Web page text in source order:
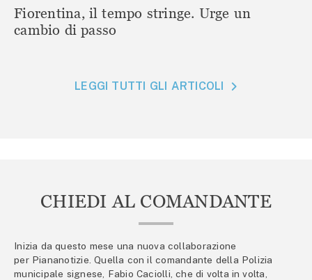
Fiorentina, il tempo stringe. Urge un
cambio di passo
LEGGI TUTTI GLI ARTICOLI
CHIEDI AL COMANDANTE
Inizia da questo mese una nuova collaborazione
per Piananotizie. Quella con il comandante della Polizia
municipale signese, Fabio Caciolli, che di volta in volta,